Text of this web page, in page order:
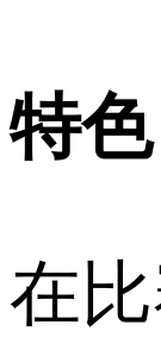
特色
在